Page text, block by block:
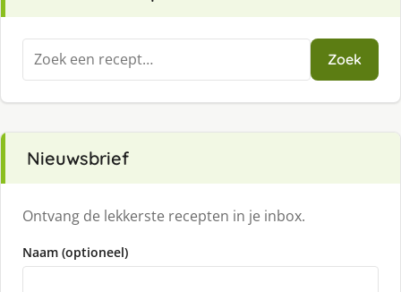
Zoeken
naar:
Zoek
Nieuwsbrief
Ontvang de lekkerste recepten in je inbox.
Naam (optioneel)